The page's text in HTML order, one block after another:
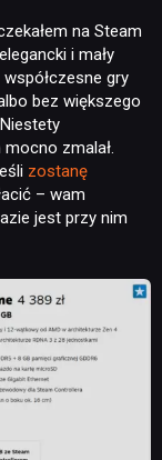
na Steam
i mały
gry
bez większego
zmalał.
zostanę
– wam
jest przy nim